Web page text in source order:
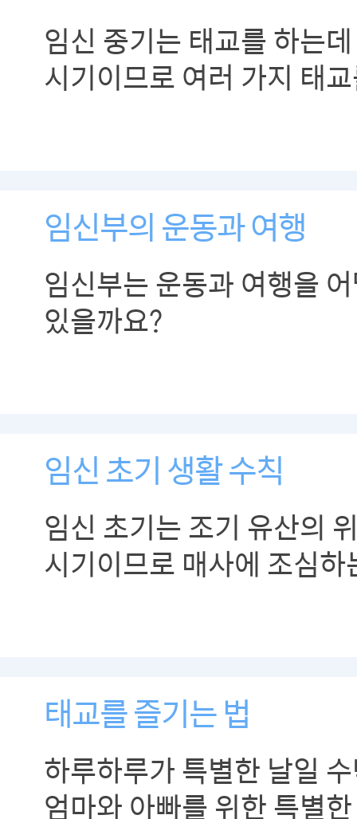
임신 중기는 태교를 하는
시기이므로 여러 가지 태
임신부의 운동과 여행
임신부는 운동과 여행을
있을까요?
임신 초기 생활 수칙
임신 초기는 조기 유산의
시기이므로 매사에 조심
태교를 즐기는 법
하루하루가 특별한 날일
엄마와 아빠를 위한 특별